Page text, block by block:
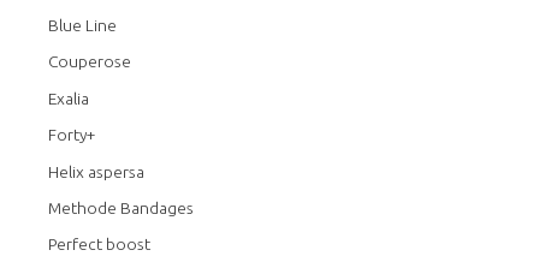
Blue Line
Couperose
Exalia
Forty+
Helix aspersa
Methode Bandages
Perfect boost